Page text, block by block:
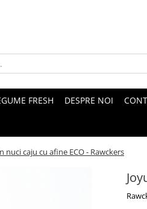
FRESH DESPRE NOI
nuci caju cu afine ECO - Rawckers